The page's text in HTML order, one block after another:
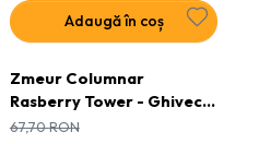
Adaugă în coș
Zmeur Columnar
Rasberry Tower - Ghiveci
2L
67,70RON